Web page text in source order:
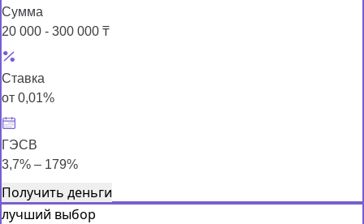
Сумма
20 000 - 300 000 ₸
Ставка
от 0,01%
ГЭСВ
3,7% – 179%
Получить деньги
лучший выбор